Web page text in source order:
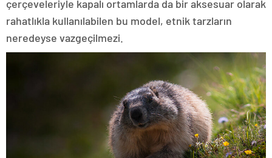
çerçeveleriyle kapalı ortamlarda da bir aksesuar olarak
rahatlıkla kullanılabilen bu model, etnik tarzların
neredeyse vazgeçilmezi.